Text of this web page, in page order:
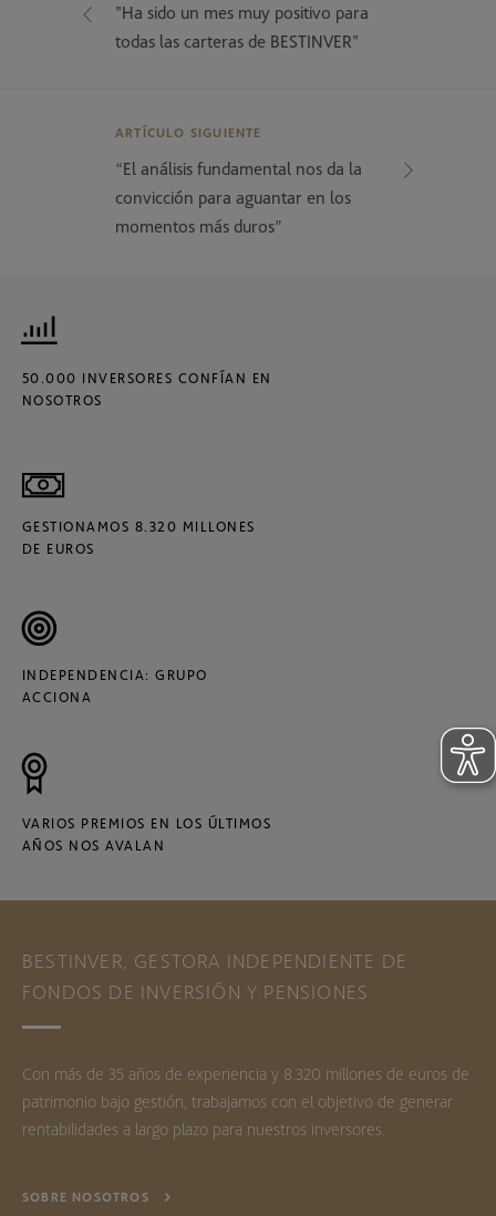
"Ha sido un mes muy positivo para
todas las carteras de BESTINVER"
ARTÍCULO SIGUIENTE
“El análisis fundamental nos da la
convicción para aguantar en los
momentos más duros”
50.000 INVERSORES CONFÍAN EN
NOSOTROS
GESTIONAMOS 8.320 MILLONES
DE EUROS
INDEPENDENCIA: GRUPO
ACCIONA
VARIOS PREMIOS EN LOS ÚLTIMOS
AÑOS NOS AVALAN
BESTINVER, GESTORA INDEPENDIENTE DE
FONDOS DE INVERSIÓN Y PENSIONES
Con más de 35 años de experiencia y 8.320 millones de euros de
patrimonio bajo gestión, trabajamos con el objetivo de generar
rentabilidades a largo plazo para nuestros inversores.
SOBRE NOSOTROS